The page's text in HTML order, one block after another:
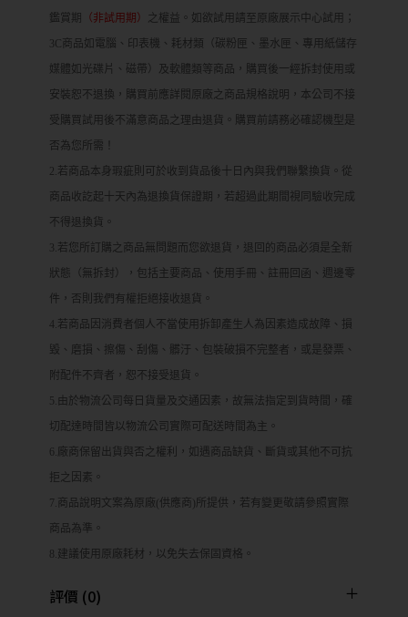
鑑賞期
（非試用期） 之權益。如欲試用請至原廠展示中心試用；
3C商品如電腦、印表機、耗材類（碳粉匣、墨水匣、專用紙儲存
媒體如光碟片、磁帶）及軟體類等商品，購買後一經拆封使用或
安裝恕不退換，購買前應詳閱原廠之商品規格說明，本公司不接
受購買試用後不滿意商品之理由退貨。購買前請務必確認機型是
否為您所需！
2.若商品本身瑕疵則可於收到貨品後十日內與我們聯繫換貨。從
商品收訖起十天內為退換貨保證期，若超過此期間視同驗收完成
不得退換貨。
3.若您所訂購之商品無問題而您欲退貨，退回的商品必須是全新
狀態（無拆封），包括主要商品、使用手冊、註冊回函、週邊零
件，否則我們有權拒絕接收退貨。
4.若商品因消費者個人不當使用拆卸產生人為因素造成故障、損
毀、磨損、擦傷、刮傷、髒汙、包裝破損不完整者，或是發票、
附配件不齊者，恕不接受退貨。
5.由於物流公司每日貨量及交通因素，故無法指定到貨時間，確
切配達時間皆以物流公司實際可配送時間為主。
6.廠商保留出貨與否之權利，如遇商品缺貨、斷貨或其他不可抗
拒之因素。
7.商品說明文案為原廠(供應商)所提供，若有變更敬請參照實際
商品為準。
8.建議使用原廠耗材，以免失去保固資格。
評價 (0)